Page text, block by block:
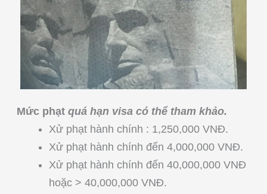
Mức phạt quá hạn visa có thể tham khảo.
Xử phạt hành chính : 1,250,000 VNĐ.
Xử phạt hành chính đến 4,000,000 VNĐ.
Xử phạt hành chính đến 40,000,000 VNĐ
hoặc > 40,000,000 VNĐ.